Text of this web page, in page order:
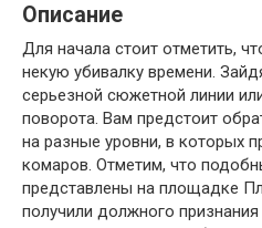
Описание
Для начала стоит отметить,
некую убивалку времени.
серьезной сюжетной линии
поворота. Вам предстоит
на разные уровни, в которых
комаров. Отметим, что
представлены на площадке
получили должного